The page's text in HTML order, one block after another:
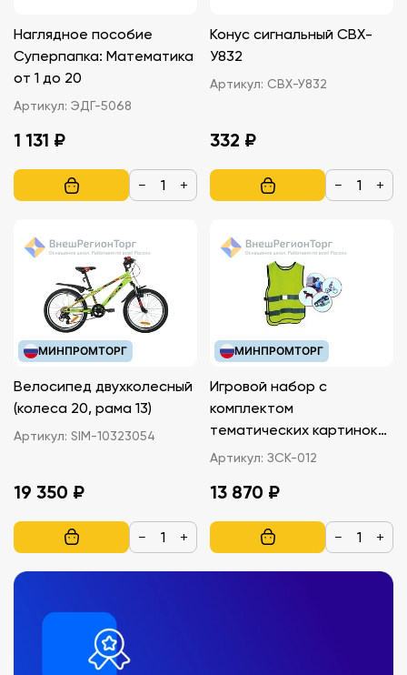
Наглядное пособие
Суперпапка: Математика
от 1 до 20
Артикул: ЭДГ-5068
1 131 ₽
− +
Конус сигнальный СВХ-
У832
Артикул: СВХ-У832
332 ₽
− +
МИНПРОМТОРГ
Велосипед двухколесный
(колеса 20, рама 13)
Артикул: SIM-10323054
19 350 ₽
− +
МИНПРОМТОРГ
Игровой набор с
комплектом
тематических картинок
для изучения правил
Артикул: ЗСК-012
13 870 ₽
− +